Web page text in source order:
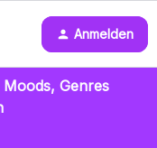
Anmelden
Genres